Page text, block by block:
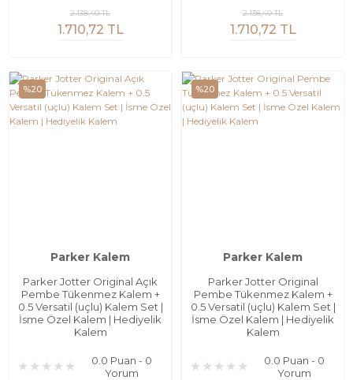
1.710,72 TL
2.138,40 TL
1.710,72 TL
2.138,40 TL
%20
Parker Kalem
Parker Jotter Original Açık
Pembe Tükenmez Kalem +
0.5 Versatil (uçlu) Kalem Set |
İsme Özel Kalem | Hediyelik
Kalem
0.0 Puan - 0
Yorum
%20
Parker Kalem
Parker Jotter Original
Pembe Tükenmez Kalem +
0.5 Versatil (uçlu) Kalem Set |
İsme Özel Kalem | Hediyelik
Kalem
0.0 Puan - 0
Yorum